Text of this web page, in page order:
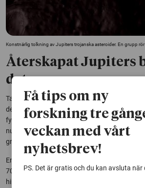
Konstnärlig tolkning av Jupiters trojanska asteroider. En grupp
Återskapat Jupiters
datorn
Tack vare omfattande datorsimuleringar har
den nuvarande asymmetrin bara kan ha
fyra gånger längre bort i solsystemet och
nuvarande plats. Under färden mot solen
gravitation in fler trojaner framför sig än
Enligt forskarnas beräkningar ska Jupiters
700 000 år, under en period ungefär 2-3
himlakroppen hade börjat sitt liv som en
Få tips om ny
forskning tre
veckan med vårt
nyhetsbrev!
PS. Det är gratis och du kan avsluta när